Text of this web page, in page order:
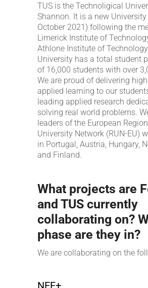
TUS is the Technoligical
Shannon. It is a new
October 2021) following the
Limerick Institute of
Athlone Institute of
University has a total student
of 16,000 students with over
We are proud of delivering
applied learning to our
leading applied research
solving real world problems.
leaders of the European
University Network (RUN-EU)
in Portugal, Austria, Hungary,
and Finland.
What projects are
and TUS currently
collaborating on?
phase are they in?
We are collaborating on the
NEF+